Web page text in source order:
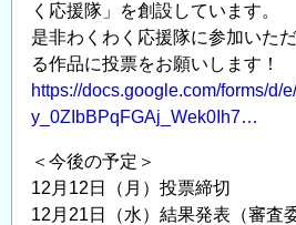
く応援隊」を創設しています。
是非わくわく応援隊に参加いた
る作品に投票をお願いします！
https://docs.google.com/forms/d/
y_0ZIbBPqFGAj_Wek0Ih7…
＜今後の予定＞
12月12日（月）投票締切
12月21日（水）結果発表（審査